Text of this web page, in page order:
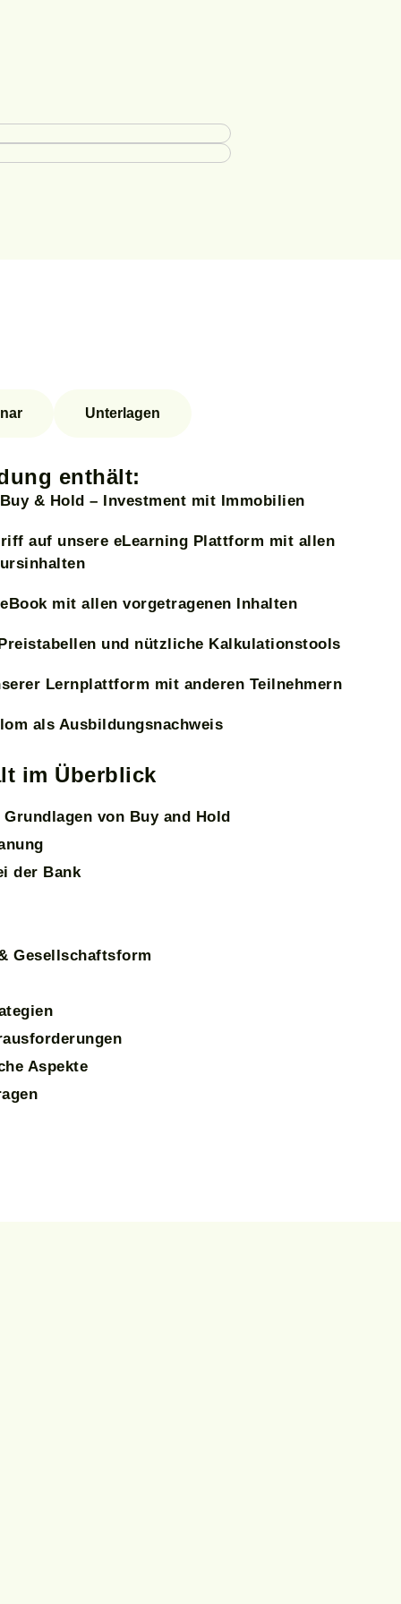
Unterlagen
enthält:
& Hold – Investment mit Immobilien
auf unsere eLearning Plattform mit allen
mit allen vorgetragenen Inhalten
und nützliche Kalkulationstools
Lernplattform mit anderen Teilnehmern
als Ausbildungsnachweis
im Überblick
von Buy and Hold
der Bank
Gesellschaftsform
Aspekte